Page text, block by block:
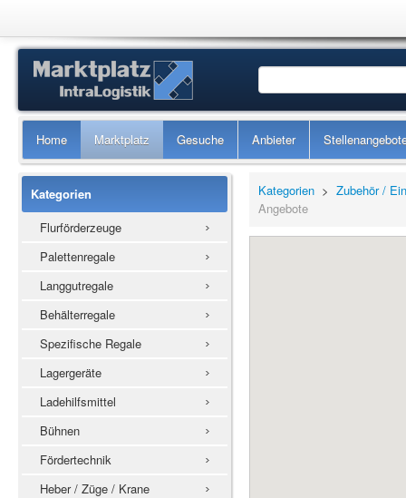
Home Marktplatz Gesuche Anbieter
Kategorien
Flurförderzeuge
Palettenregale
Langgutregale
Behälterregale
Spezifische Regale
Lagergeräte
Ladehilfsmittel
Bühnen
Fördertechnik
Heber / Züge / Krane
Kategorien > Zubehör /
Angebote